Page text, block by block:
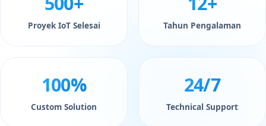
Proyek IoT Selesai Tahun Pengalaman
100%
Custom Solution
24/7
Technical Support